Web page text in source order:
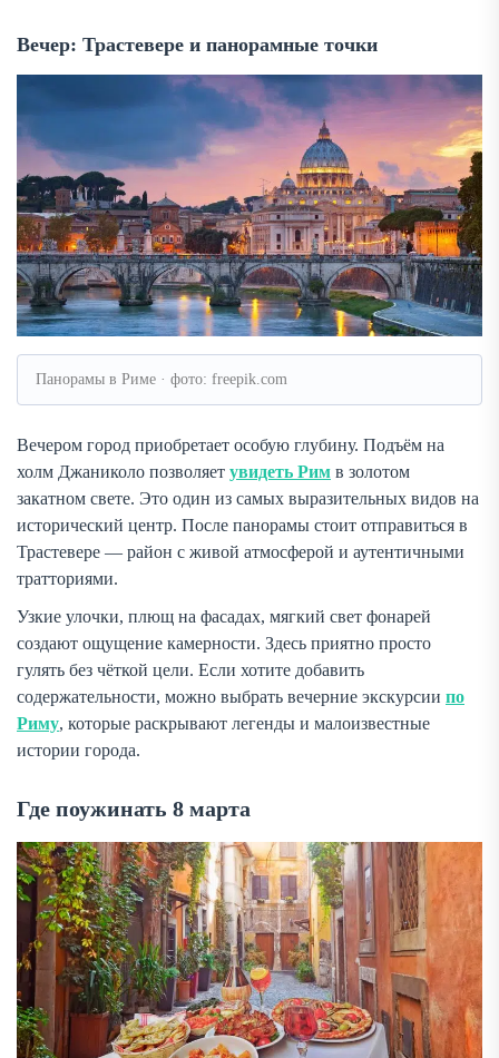
Вечер: Трастевере и панорамные точки
Панорамы в Риме · фото: freepik.com
Вечером город приобретает особую глубину. Подъём на
холм Джаниколо позволяет увидеть Рим в золотом
закатном свете. Это один из самых выразительных видов на
исторический центр. После панорамы стоит отправиться в
Трастевере — район с живой атмосферой и аутентичными
тратториями.
Узкие улочки, плющ на фасадах, мягкий свет фонарей
создают ощущение камерности. Здесь приятно просто
гулять без чёткой цели. Если хотите добавить
содержательности, можно выбрать вечерние экскурсии по
Риму, которые раскрывают легенды и малоизвестные
истории города.
Где поужинать 8 марта